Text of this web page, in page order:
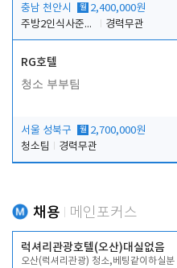
충남 천안시 월 2,400,000원
주방2인식사준비및청소린렌보조
경력무관
RG호텔
청소 부부팀
서울 성북구 월 2,700,000원
청소팀
경력무관
채용 메인포커스
럭셔리관광호텔(오산)대실없음
오산(럭셔리관광) 청소,베팅같이하실분